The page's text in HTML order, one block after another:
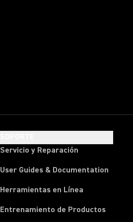
Servicio y Reparación
User Guides & Documentation
Herramientas en Línea
Entrenamiento de Productos